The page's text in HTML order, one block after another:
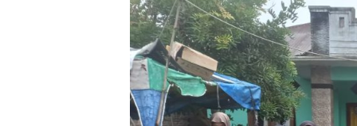
Urus Sertifikat
Tanah Makin Sat-
Set, Warga
Buktikan Jadwal
Ukur Langsung
Ditentukan di
Loket
Mulai 17
ATR/BPN Uji
Balik Nama
Hari, Menteri
Nusron:
Dukungan
dan PPAT